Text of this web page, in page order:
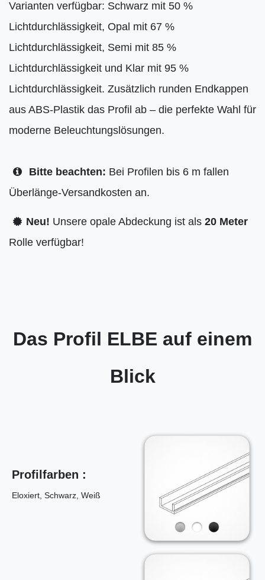
Varianten verfügbar: Schwarz mit 50 %
Lichtdurchlässigkeit, Opal mit 67 %
Lichtdurchlässigkeit, Semi mit 85 %
Lichtdurchlässigkeit und Klar mit 95 %
Lichtdurchlässigkeit. Zusätzlich runden Endkappen
aus ABS-Plastik das Profil ab – die perfekte Wahl für
moderne Beleuchtungslösungen.
Bitte beachten: Bei Profilen bis 6 m fallen
Überlänge-Versandkosten an.
Neu! Unsere opale Abdeckung ist als 20 Meter
Rolle verfügbar!
Das Profil ELBE auf einem
Blick
Profilfarben :
Eloxiert, Schwarz, Weiß